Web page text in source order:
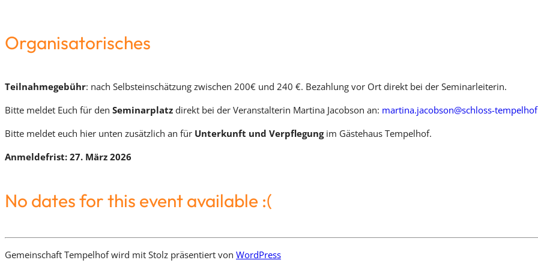
Organisatorisches
Teilnahmegebühr: nach Selbsteinschätzung zwischen 200€ und 240 €. Bezahlung vor Ort direkt bei der Seminarleiterin.
Bitte meldet Euch für den Seminarplatz direkt bei der Veranstalterin Martina Jacobson an: martina.jacobson@schloss-
Bitte meldet euch hier unten zusätzlich an für Unterkunft und Verpflegungim Gästehaus Tempelhof.
Anmeldefrist: 27. März 2026
No dates for this event available :(
Gemeinschaft Tempelhof wird mit Stolz präsentiert von WordPress